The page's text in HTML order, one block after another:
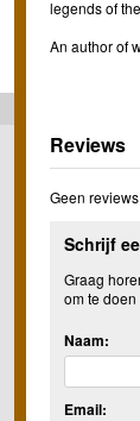
legends of
An author of
Reviews
Geen
Schrijf
Graag
om te
Naam:
Email: